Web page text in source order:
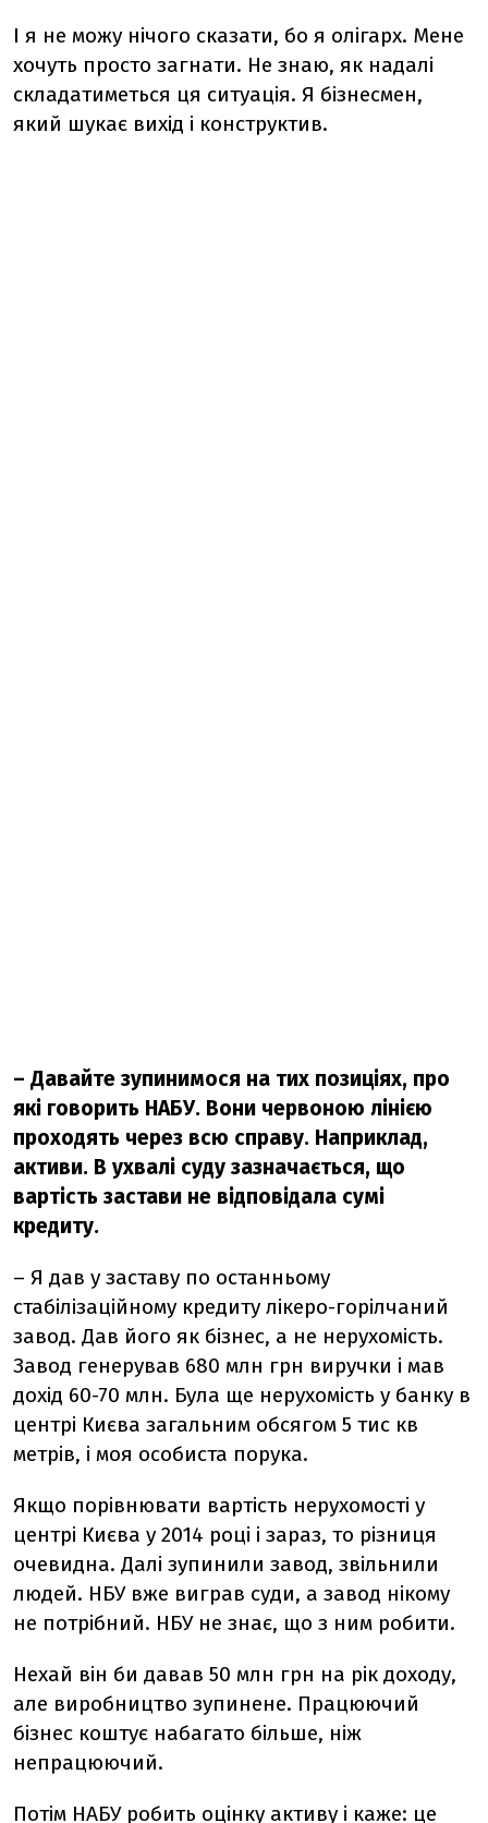
І я не можу нічого сказати, бо я олігарх. Мене
хочуть просто загнати. Не знаю, як надалі
складатиметься ця ситуація. Я бізнесмен,
який шукає вихід і конструктив.
– Давайте зупинимося на тих позиціях, про
які говорить НАБУ. Вони червоною лінією
проходять через всю справу. Наприклад,
активи. В ухвалі суду зазначається, що
вартість застави не відповідала сумі
кредиту.
– Я дав у заставу по останньому
стабілізаційному кредиту лікеро-горілчаний
завод. Дав його як бізнес, а не нерухомість.
Завод генерував 680 млн грн виручки і мав
дохід 60-70 млн. Була ще нерухомість у банку в
центрі Києва загальним обсягом 5 тис кв
метрів, і моя особиста порука.
Якщо порівнювати вартість нерухомості у
центрі Києва у 2014 році і зараз, то різниця
очевидна. Далі зупинили завод, звільнили
людей. НБУ вже виграв суди, а завод нікому
не потрібний. НБУ не знає, що з ним робити.
Нехай він би давав 50 млн грн на рік доходу,
але виробництво зупинене. Працюючий
бізнес коштує набагато більше, ніж
непрацюючий.
Потім НАБУ робить оцінку активу і каже: це